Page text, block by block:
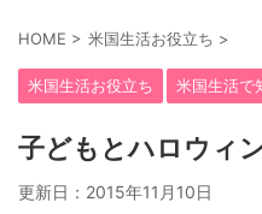
HOME > 米国生活お役立ち >
米国生活お役立ち 米国生活で
子どもとハロウィ
更新日： 2015年11月10日